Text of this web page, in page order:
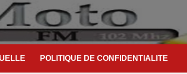
POLITIQUE DE CONFIDENTIALITE